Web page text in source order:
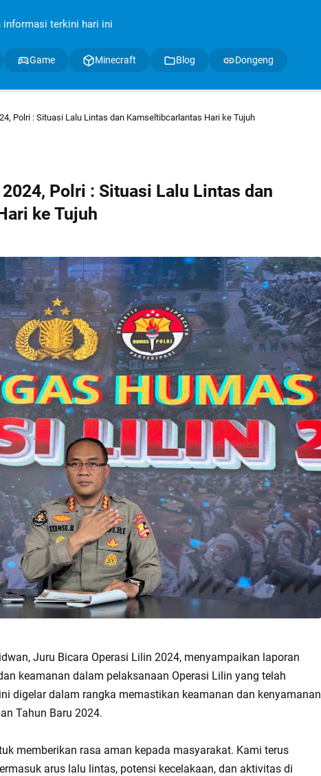
informasi terkini hari ini
Game Minecraft Blog Dongeng
Polri : Situasi Lalu Lintas dan Kamseltibcarlantas Hari ke Tujuh
Polri : Situasi Lalu Lintas dan
ke Tujuh
Juru Bicara Operasi Lilin 2024, menyampaikan laporan
keamanan dalam pelaksanaan Operasi Lilin yang telah
digelar dalam rangka memastikan keamanan dan kenyamanan
Tahun Baru 2024.
memberikan rasa aman kepada masyarakat. Kami terus
arus lalu lintas, potensi kecelakaan, dan aktivitas di